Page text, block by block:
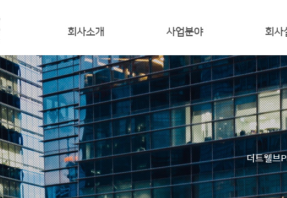
회사소개
인사말
오시는 길
사업분야
사업소개
사업분야
회사
더트웰브